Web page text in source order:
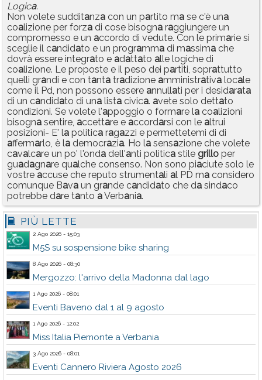
Logica.
Non volete sudditanza con un partito ma se c'è una
coalizione per forza di cose bisogna raggiungere un
compromesso e un accordo di vedute. Con le primarie si
sceglie il candidato e un programma di massima che
dovrà essere integrato e adattato alle logiche di
coalizione. Le proposte e il peso dei partiti, soprattutto
quelli grandi e con tanta tradizione amministrativa locale
come il Pd, non possono essere annullati per i desidarata
di un candidato di una lista civica. avete solo dettato
condizioni. Se volete l'appoggio o formare la coalizioni
bisogna sentire, accettare e accordarsi con le altrui
posizioni- E' la politica ragazzi e permettetemi di di
affermarlo, è la democrazia. Ho la sensazione che volete
cavalcare un po' l'onda dell'anti politica stile grillo per
guadagnare qualche consenso. Non sono piaciute solo le
vostre accuse che reputo strumentali al PD ma considero
comunque Bava un grande candidato che da sindaco
potrebbe dare tanto aVerbania.
PIÙ LETTE
2 Ago 2026 - 15:03
M5S su sospensione bike sharing
8 Ago 2026 - 08:30
Mergozzo: l'arrivo della Madonna dal lago
1 Ago 2026 - 08:01
Eventi Baveno dal 1 al 9 agosto
1 Ago 2026 - 12:02
Miss Italia Piemonte a Verbania
3 Ago 2026 - 08:01
Eventi Cannero Riviera Agosto 2026